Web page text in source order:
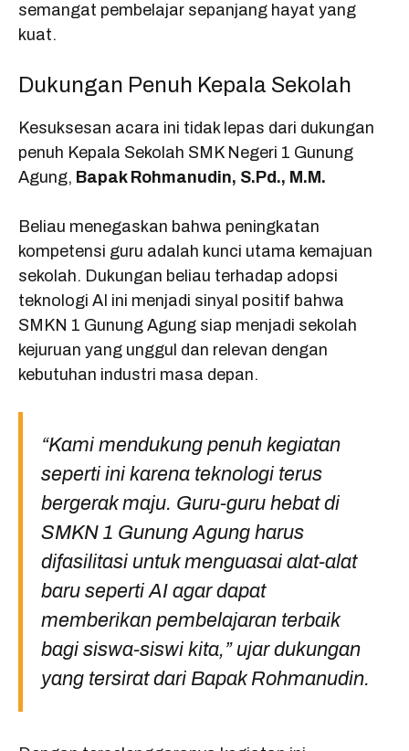
semangat pembelajar sepanjang hayat yang
kuat.
Dukungan Penuh Kepala Sekolah
Kesuksesan acara ini tidak lepas dari dukungan
penuh Kepala Sekolah SMK Negeri 1 Gunung
Agung, Bapak Rohmanudin, S.Pd., M.M.
Beliau menegaskan bahwa peningkatan
kompetensi guru adalah kunci utama kemajuan
sekolah. Dukungan beliau terhadap adopsi
teknologi AI ini menjadi sinyal positif bahwa
SMKN 1 Gunung Agung siap menjadi sekolah
kejuruan yang unggul dan relevan dengan
kebutuhan industri masa depan.
“Kami mendukung penuh kegiatan
seperti ini karena teknologi terus
bergerak maju. Guru-guru hebat di
SMKN 1 Gunung Agung harus
difasilitasi untuk menguasai alat-alat
baru seperti AI agar dapat
memberikan pembelajaran terbaik
bagi siswa-siswi kita,”ujar dukungan
yang tersirat dari Bapak Rohmanudin.